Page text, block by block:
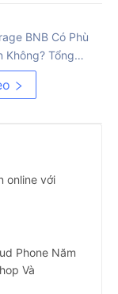
BNB Có Phù
Không? Tổng
online với
Phone Năm
Và